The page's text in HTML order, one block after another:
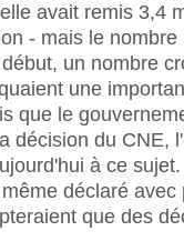
avait remis 3,4
- mais le nombre
un nombre
une
que le
décision du CNE,
à ce
déclaré avec
que des